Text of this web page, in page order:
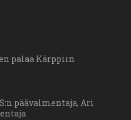
palaa Kärppiin
päävalmentaja, Ari